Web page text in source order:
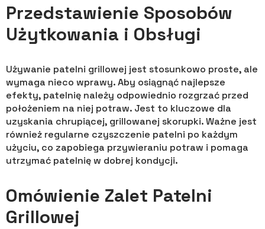
Przedstawienie Sposobów
Użytkowania i Obsługi
Używanie patelni grillowej jest stosunkowo proste, ale
wymaga nieco wprawy. Aby osiągnąć najlepsze
efekty, patelnię należy odpowiednio rozgrzać przed
położeniem na niej potraw. Jest to kluczowe dla
uzyskania chrupiącej, grillowanej skorupki. Ważne jest
również regularne czyszczenie patelni po każdym
użyciu, co zapobiega przywieraniu potraw i pomaga
utrzymać patelnię w dobrej kondycji.
Omówienie Zalet Patelni
Grillowej